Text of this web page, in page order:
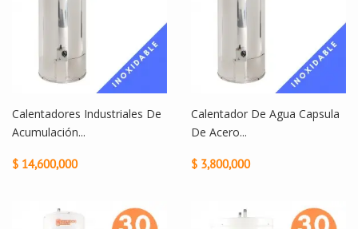
Calentadores Industriales De
Acumulación...
$ 14,600,000
Calentador De Agua Capsula
De Acero...
$ 3,800,000